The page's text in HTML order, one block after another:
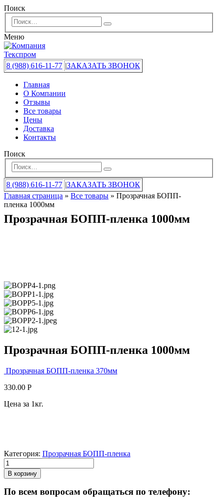
Поиск
Меню
8 (988) 616-11-77 |ЗАКАЗАТЬ ЗВОНОК
Главная
О Компании
Отзывы
Все товары
Цены
Доставка
Контакты
Поиск
8 (988) 616-11-77 |ЗАКАЗАТЬ ЗВОНОК
Главная страница » Все товары » Прозрачная БОПП-
пленка 1000мм
Прозрачная БОПП-пленка 1000мм
Прозрачная БОПП-пленка 1000мм
Прозрачная БОПП-пленка 370мм
330.00 Р
Цена за 1кг.
Категория: Прозрачная БОПП-пленка
В корзину
По всем вопросам обращаться по телефону: